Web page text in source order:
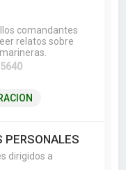
comandantes
relatos sobre
5640
PERSONALES
dirigidos a